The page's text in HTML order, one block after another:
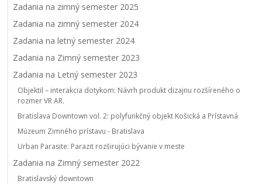
Zadania na zimný semester 2025
Zadania na zimný semester 2024
Zadania na letný semester 2024
Zadania na Zimný semester 2023
Zadania na Letný semester 2023
Objektil – interakcia dotykom: Návrh produkt dizajnu rozšíreného o
rozmer VR AR.
Bratislava Downtown vol. 2: polyfunkčný objekt Košická a Prístavná
Múzeum Zimného prístavu - Bratislava
Urban Parasite: Parazit rozširujúci bývanie v meste
Zadania na Zimný semester 2022
Bratislavský downtown